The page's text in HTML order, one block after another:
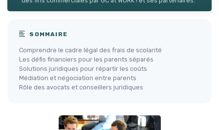
SOMMAIRE
Comprendre le cadre légal des frais de scolarité
Les défis financiers pour les parents séparés
Solutions juridiques pour répartir les coûts
Médiation et négociation entre parents
Rôle des avocats et conseillers juridiques